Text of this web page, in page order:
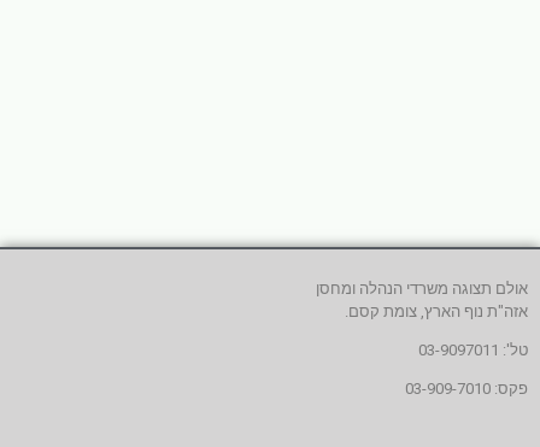
אולם תצוגה משרדי הנהלה ומחסן
אזה"ת נוף הארץ, צומת קסם.
טל': 03-9097011
פקס: 03-909-7010